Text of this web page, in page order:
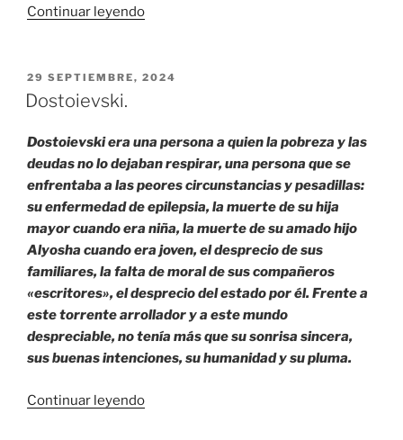
Continuar leyendo«Joaquín
PUBLICADO
EL
29 SEPTIEMBRE, 2024
Dostoievski.
Dostoievski era una persona a quien la pobreza y las
deudas no lo dejaban respirar, una persona que se
enfrentaba a las peores circunstancias y pesadillas:
su enfermedad de epilepsia, la muerte de su hija
mayor cuando era niña, la muerte de su amado hijo
Alyosha cuando era joven, el desprecio de sus
familiares, la falta de moral de sus compañeros
«escritores», el desprecio del estado por él. Frente a
este torrente arrollador y a este mundo
despreciable, no tenía más que su sonrisa sincera,
sus buenas intenciones, su humanidad y su pluma.
Continuar leyendo«Dostoievski.»